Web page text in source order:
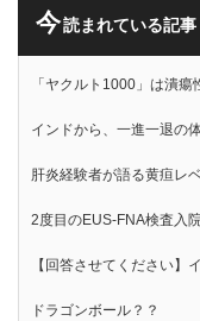
今読まれている記事
「ヤクルト1000」は潰
インドから、一進一退の
肝炎経験者が語る黄疸レ
2度目のEUS-FNA検査入
【回答させてください】
ドラゴンボール？？